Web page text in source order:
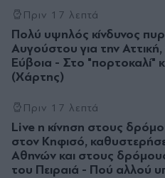
Πριν 17 λεπτά
Πολύ υψηλός κίνδυνος
Αυγούστου για την Αττική,
Εύβοια - Στο "πορτοκαλί"
(Χάρτης)
Πριν 17 λεπτά
Live η κίνηση στους
στον Κηφισό,
Αθηνών και στους
του Πειραιά - Πού αλλού